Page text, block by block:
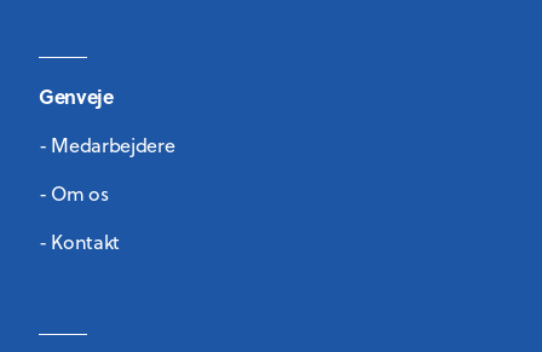
Genveje
- Medarbejdere
- Om os
- Kontakt